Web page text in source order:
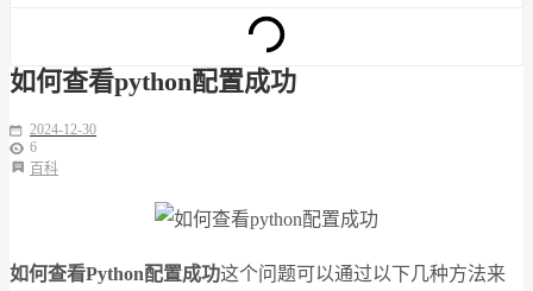
如何查看python配置成功
2024-12-30
6
百科
如何查看Python配置成功这个问题可以通过以下几种方法来